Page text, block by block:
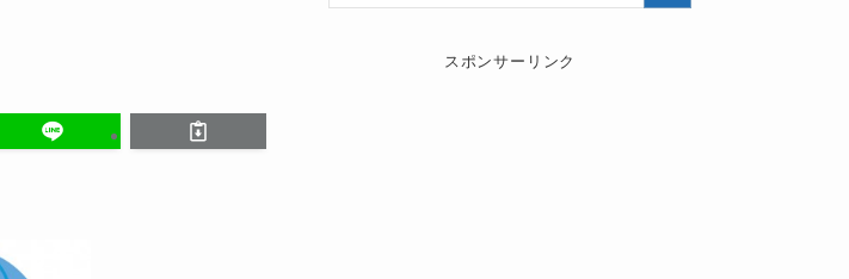
スポンサーリンク